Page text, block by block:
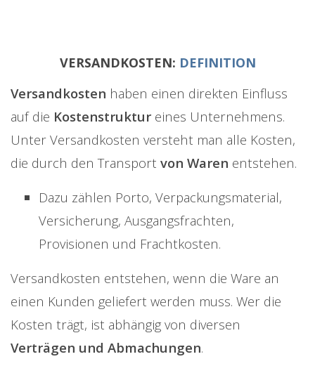
VERSANDKOSTEN: DEFINITION
Versandkosten haben einen direkten Einfluss
auf die Kostenstruktur eines Unternehmens.
Unter Versandkosten versteht man alle Kosten,
die durch den Transport von Waren entstehen.
Dazu zählen Porto, Verpackungsmaterial,
Versicherung, Ausgangsfrachten,
Provisionen und Frachtkosten.
Versandkosten entstehen, wenn die Ware an
einen Kunden geliefert werden muss. Wer die
Kosten trägt, ist abhängig von diversen
Verträgen und Abmachungen.